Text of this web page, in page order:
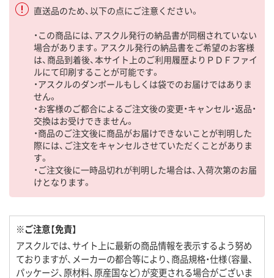
直送品のため、以下の点にご注意ください。
・この商品には、アスクル発行の納品書が同梱されていない
場合があります。アスクル発行の納品書をご希望のお客様
は、商品到着後、本サイト上のご利用履歴よりＰＤＦファイ
ルにて印刷することが可能です。
・アスクルのダンボールもしくは袋でのお届けではありま
せん。
・お客様のご都合によるご注文後の変更・キャンセル・返品・
交換はお受けできません。
・商品のご注文後に商品がお届けできないことが判明した
際には、ご注文をキャンセルさせていただくことがありま
す。
・ご注文後に一時品切れが判明した場合は、入荷次第のお届
けとなります。
※ご注意【免責】
アスクルでは、サイト上に最新の商品情報を表示するよう努め
ておりますが、メーカーの都合等により、商品規格・仕様（容量、
パッケージ、原材料、原産国など）が変更される場合がございま